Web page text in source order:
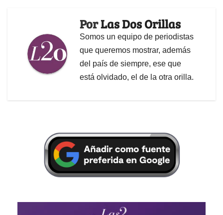
PorLas Dos Orillas
Somos un equipo de periodistas
que queremos mostrar, además
del país de siempre, ese que
está olvidado, el de la otra orilla.